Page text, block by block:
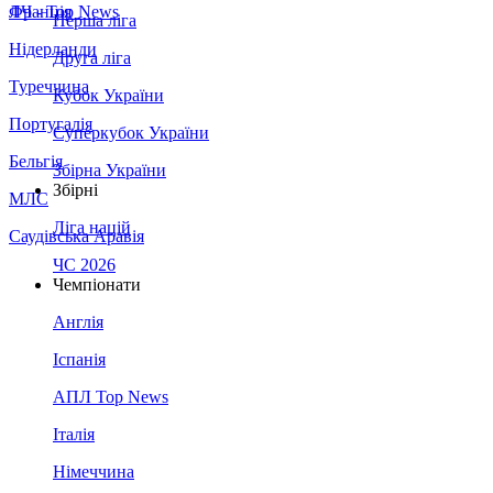
Франція
Нідерланди
Туреччина
Португалія
Бельгія
МЛС
Саудівська Аравія
ЛЧ - Top News
Перша ліга
Друга ліга
Кубок України
Суперкубок України
Збірна України
Збірні
Ліга націй
ЧС 2026
Чемпіонати
Англія
Іспанія
АПЛ Top News
Італія
Німеччина